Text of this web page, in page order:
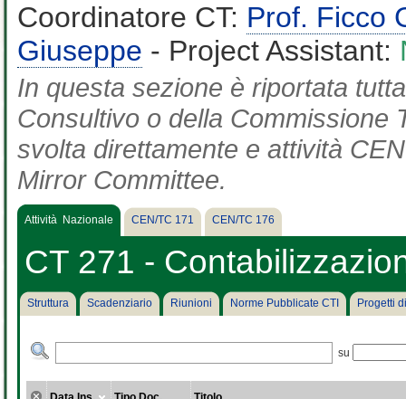
Coordinatore CT: Prof. Ficco
Giuseppe - Project Assistant:
In questa sezione è riportata
Consultivo o della Commissione
svolta direttamente e attività
Mirror Committee.
Attività Nazionale CEN/TC 171 CEN/TC 176
CT 271 -
Struttura Scadenziario Riunioni Norme Pubblicate CTI Progetti
su